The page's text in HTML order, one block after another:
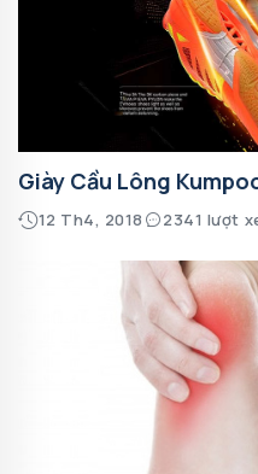
Giày Cầu Lông
12 Th4, 2018 2341 lượt